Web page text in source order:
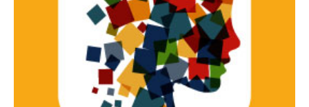
Tracce dinamiche
Tracce Dinamiche è una rassegna di teatro
d’innovazione e sperimentale.